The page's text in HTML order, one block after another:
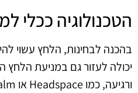
הטכנולוגיה ככלי
בהכנה לבחינות, הלחץ עשוי
יכולה לעזור גם במניעת הלחץ